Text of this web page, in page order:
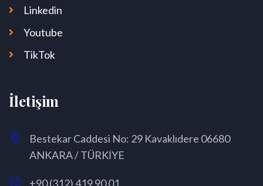
Linkedin
Youtube
TikTok
İletişim
Bestekar Caddesi No: 29 Kavaklıdere 06680
ANKARA / TÜRKİYE
+90 (312) 419 90 01